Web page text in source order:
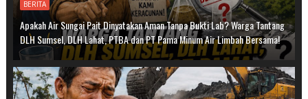
BERITA
Apakah Air Sungai Pait Dinyatakan Aman Tanpa Bukti Lab? Warga Tantang
DLH Sumsel, DLH Lahat, PTBA dan PT Pama Minum Air Limbah Bersama!